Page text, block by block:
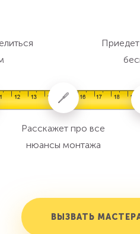
Расскажет про все
нюансы монтажа
ВЫЗВАТЬ